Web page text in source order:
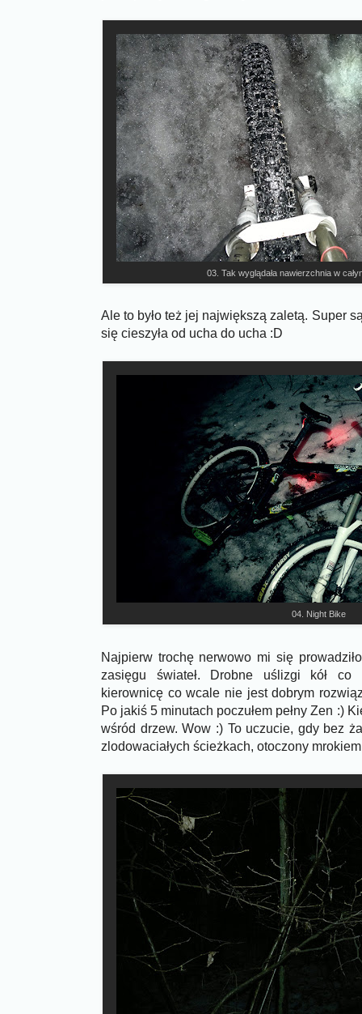
03. Tak wyglądała nawierzchnia w
Ale to było też jej największą zaletą. Super
się cieszyła od ucha do ucha :D
04. Night Bike
Najpierw trochę nerwowo mi się
zasięgu świateł. Drobne uślizgi kół co
kierownicę co wcale nie jest dobrym
Po jakiś 5 minutach poczułem pełny Zen :)
wśród drzew. Wow :) To uczucie, gdy bez
zlodowaciałych ścieżkach, otoczony